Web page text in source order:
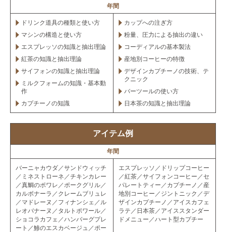
年間
ドリンク道具の種類と使い方
マシンの構造と使い方
エスプレッソの知識と抽出理論
紅茶の知識と抽出理論
サイフォンの知識と抽出理論
ミルクフォームの知識・基本動
作
カプチーノの知識
カップへの注ぎ方
粉量、圧力による抽出の違い
コーディアルの基本製法
産地別コーヒーの特徴
デザインカプチーノの技術、テ
クニック
バーツールの使い方
日本茶の知識と抽出理論
アイテム例
年間
バーニャカウダ／サンドウィッチ
／ミネストローネ／チキンカレー
／真鯛のポワレ／ポークグリル／
カルボナーラ／クレームブリュレ
／マドレーヌ／フィナンシェ／ル
レオバナーヌ／タルトポワール／
ショコラカフェ／ハンバーグプレ
ート／鯵のエスカベージュ／ポー
エスプレッソ／ドリップコーヒー
／紅茶／サイフォンコーヒー／セ
パレートティー／カプチーノ／産
地別コーヒー／ジントニック／デ
ザインカプチーノ／アイスカフェ
ラテ／日本茶／アイススタンダー
ドメニュー／ハート型カプチー